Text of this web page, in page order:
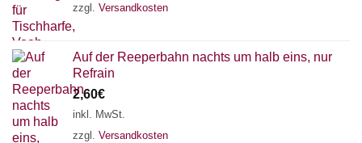
zzgl. Versandkosten
Auf der Reeperbahn nachts um halb eins, nur
Refrain
2,60€
inkl. MwSt.
zzgl. Versandkosten